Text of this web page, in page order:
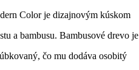
Color je dizajnovým kúskom
a bambusu. Bambusové drevo je
čo mu dodáva osobitý